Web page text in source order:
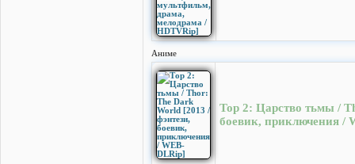
Аниме
Тор 2: Царство тьмы /
боевик, приключения /